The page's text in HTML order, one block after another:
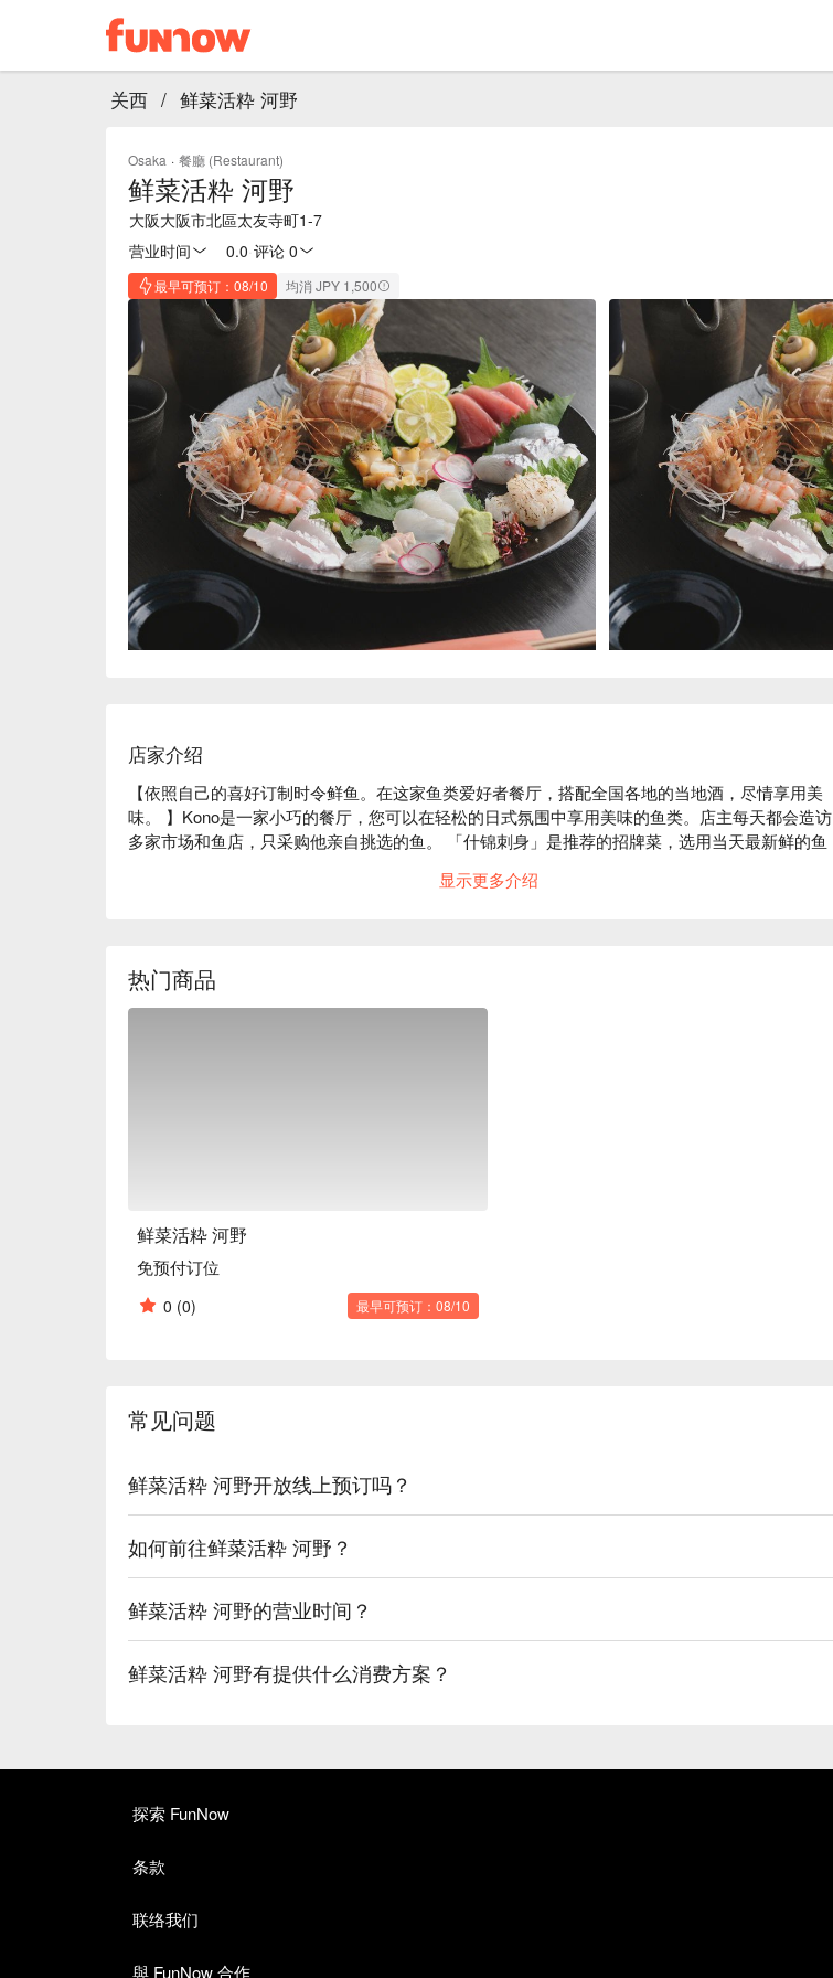
关西 / 鲜菜活粋 河野
Osaka · 餐廳 (Restaurant)
鲜菜活粋 河野
大阪大阪市北區太友寺町1-7
营业时间
0.0 评论 0
最早可预订：08/10 均消 JPY 1,500
店家介绍
【依照自己的喜好订制时令鲜鱼。在这家鱼类爱好者餐厅，搭配全国各地的当地酒，尽情享用美
味。 】Kono是一家小巧的餐厅，您可以在轻松的日式氛围中享用美味的鱼类。店主每天都会造访
多家市场和鱼店，只采购他亲自挑选的鱼。 「什锦刺身」是推荐的招牌菜，选用当天最新鲜的鱼
目鲷」更是展现了店主的精湛技艺和对细节的关注，根据用餐人数和饱腹程度会调整调味。店内随
显示更多介绍
热门商品
鲜菜活粋 河野
免预付订位
0 (0) 最早可预订：08/10
常见问题
鲜菜活粋 河野开放线上预订吗？
如何前往鲜菜活粋 河野？
鲜菜活粋 河野的营业时间？
鲜菜活粋 河野有提供什么消费方案？
探索 FunNow
条款
联络我们
與 FunNow 合作